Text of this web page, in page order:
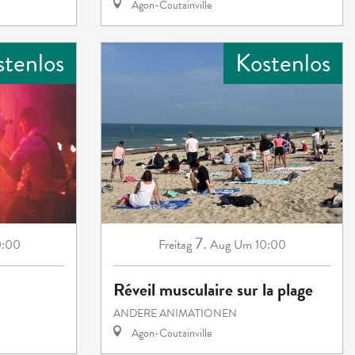
Agon-Coutainville
Kostenlos
Freitag7. Aug Um 10:00
Réveil musculaire sur la plage
ANDERE ANIMATIONEN
Agon-Coutainville